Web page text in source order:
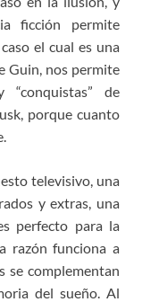
ficción permite
el cual es una
Guin, nos permite
de
porque cuanto
televisivo, una
y extras, una
perfecto para la
razón funciona a
se complementan
del sueño. Al